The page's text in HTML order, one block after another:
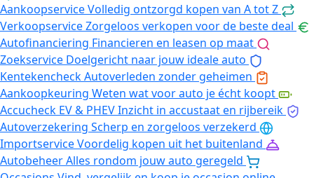
AankoopserviceVolledig ontzorgd kopen van A tot Z
VerkoopserviceZorgeloos verkopen voor de beste deal
Autofinanciering Financieren en leasen op maat
Zoekservice Doelgericht naar jouw ideale auto
KentekencheckAutoverleden zonder geheimen
Aankoopkeuring Weten wat voor auto je écht koopt
Accucheck EV & PHEVInzicht in accustaat en rijbereik
Autoverzekering Scherp en zorgeloos verzekerd
ImportserviceVoordelig kopen uit het buitenland
AutobeheerAlles rondom jouw auto geregeld